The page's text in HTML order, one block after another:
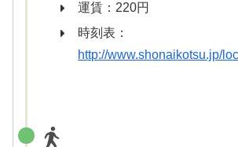
運賃：220円
時刻表：
http://www.shonaikotsu.jp/